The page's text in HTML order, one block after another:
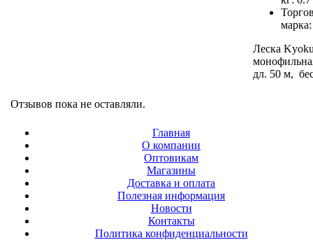
Леска
дл. 50 м,
Отзывов пока не оставляли.
Главная
О компании
Оптовикам
Магазины
Доставка и оплата
Полезная информация
Новости
Контакты
Политика конфиденциальности